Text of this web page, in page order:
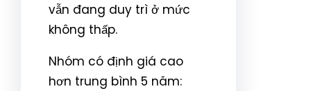
vẫn đang duy trì ở mức
không thấp.
Nhóm có định giá cao
hơn trung bình 5 năm: